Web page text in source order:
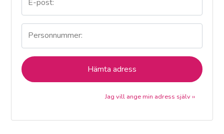
E-post:
Personnummer:
Hämta adress
Jag vill ange min adress själv ››